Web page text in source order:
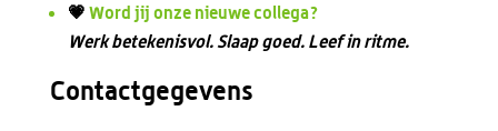
💗 Word jij onze nieuwe collega?
Werk betekenisvol. Slaap goed. Leef in ritme.
Contactgegevens